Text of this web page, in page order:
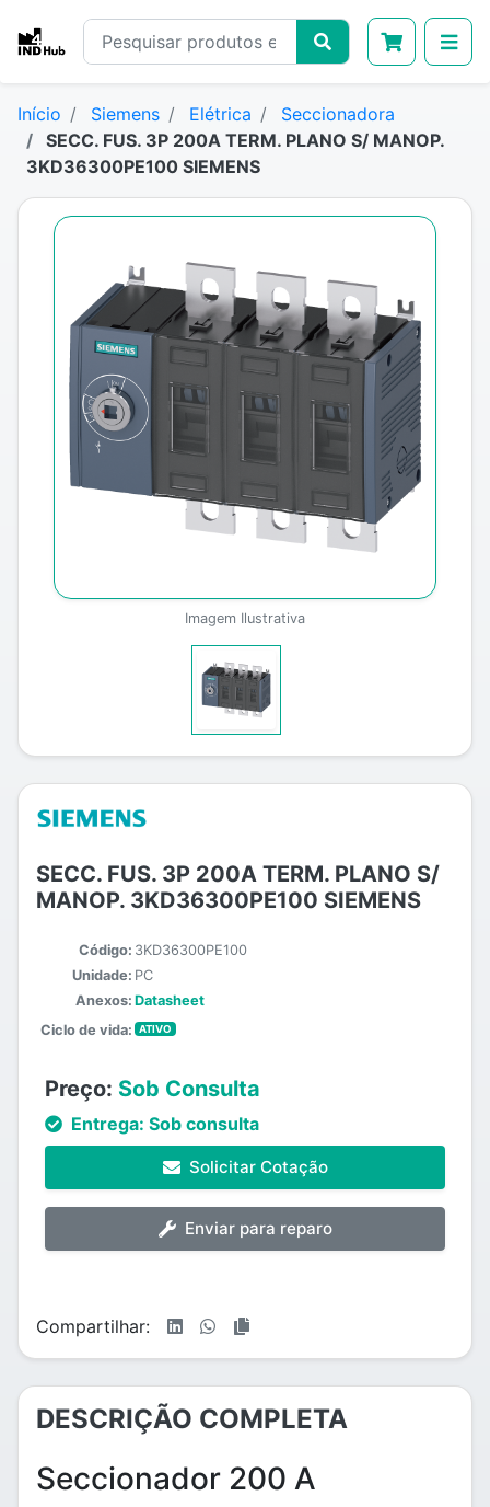
Início Siemens Elétrica
Seccionadora
SECC. FUS. 3P 200A TERM. PLANO S/ MANOP.
3KD36300PE100 SIEMENS
Imagem Ilustrativa
SECC. FUS. 3P 200A TERM. PLANO S/
MANOP. 3KD36300PE100 SIEMENS
Código: 3KD36300PE100
Unidade: PC
Anexos: Datasheet
Ciclo de vida:
ATIVO
Preço: Sob Consulta
Entrega: Sob consulta
Solicitar Cotação
Enviar para reparo
Compartilhar:
DESCRIÇÃO COMPLETA
Seccionador 200 A